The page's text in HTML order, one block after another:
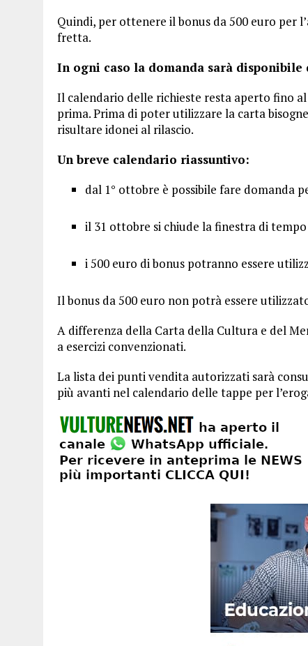
Quindi, per ottenere il bonus da 500 euro per
fretta.
In ogni caso la domanda sarà disponibile
Il calendario delle richieste resta aperto fino
prima. Prima di poter utilizzare la carta
risultare idonei al rilascio.
Un breve calendario riassuntivo:
dal 1° ottobre è possibile fare domanda
il 31 ottobre si chiude la finestra di
i 500 euro di bonus potranno essere
Il bonus da 500 euro non potrà essere
A differenza della Carta della Cultura e del
a esercizi convenzionati.
La lista dei punti vendita autorizzati sarà
più avanti nel calendario delle tappe per